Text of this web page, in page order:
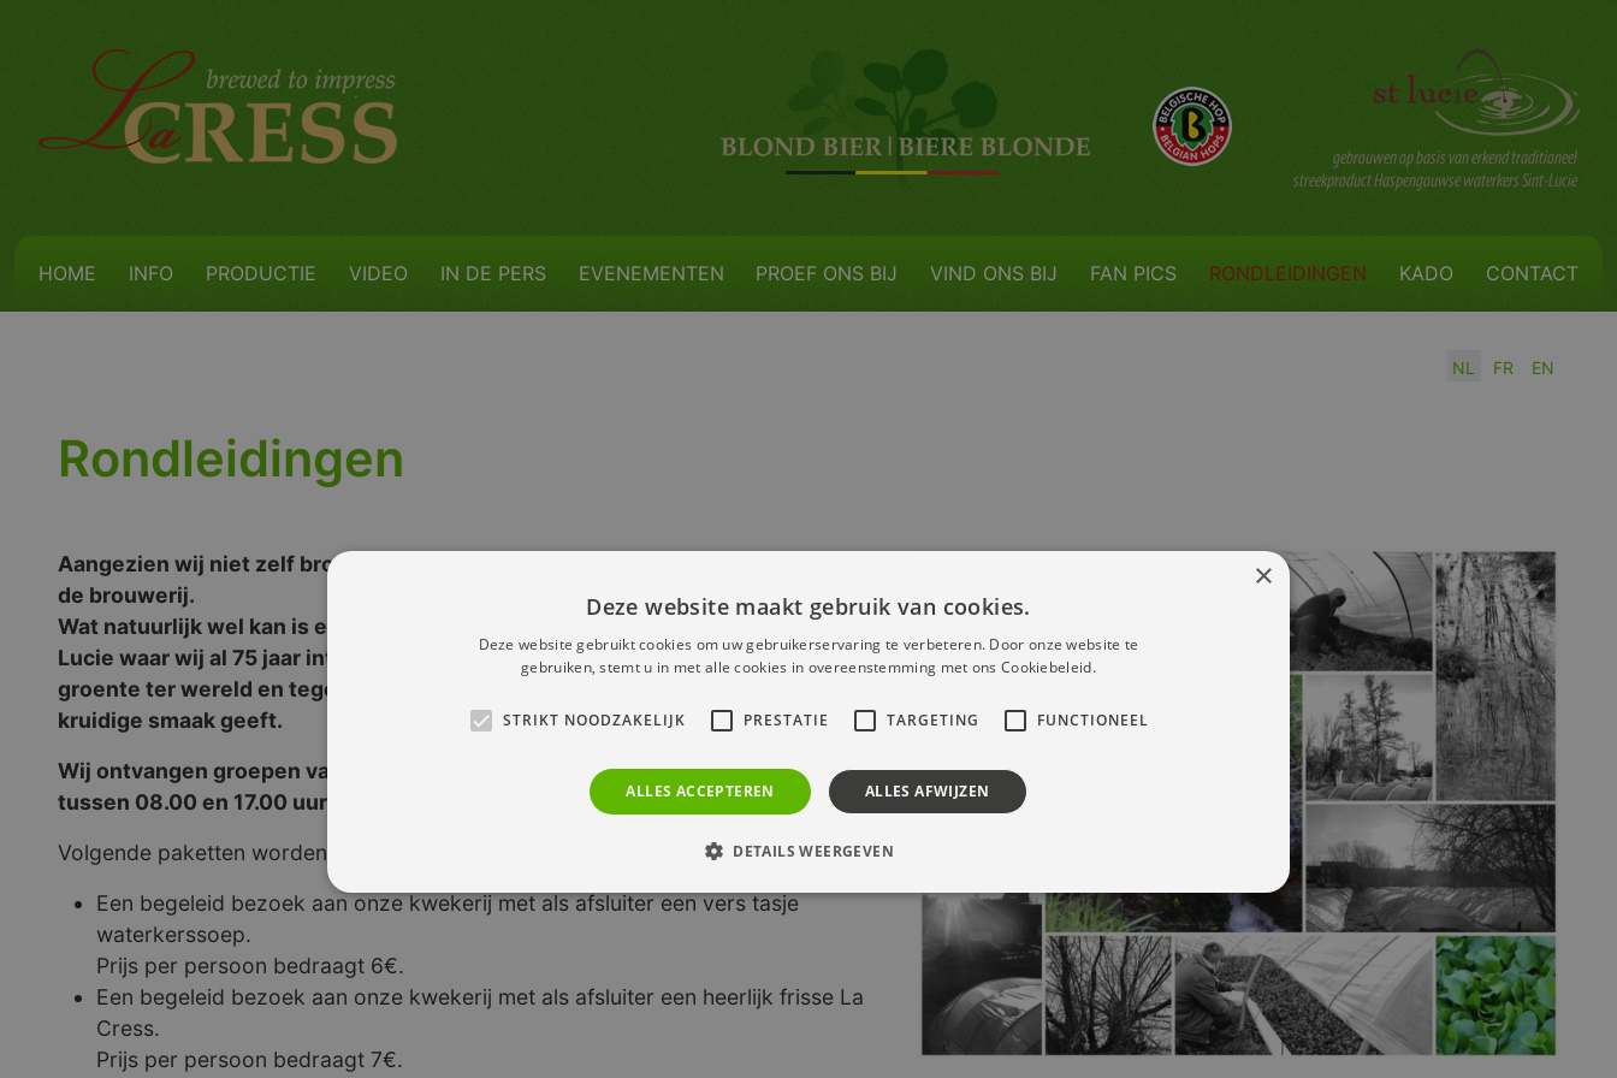
HOME INFO PRODUCTIE VIDEO IN DE PERS EVENEMENTEN PROEF ONS BIJ VIND ONS BIJ FAN PICS RONDLEIDINGEN KADO CONTACT
NL FR EN
Rondleidingen
Aangezien wij niet zelf brouwen, kunnen we dus geen bezoek aanbieden aan
de brouwerij.
Wat natuurlijk wel kan is een bezoek aan onze waterkerskwekerij NV Sint-
Lucie waar wij al 75 jaar intens bezig zijn met de teelt van de gezondste
groente ter wereld en tegelijk hét
kruidige smaak geeft.
Wij ontvangen groepen van min. 15 personen
en dit van maandag t/m vrijdag
tussen 08.00 en 17.00 uur.
Volgende paketten worden aangeboden (elke rondleiding duurt ongeveer 1 uur)
Een begeleid bezoek aan onze kwekerij met als afsluiter een vers tasje
waterkerssoep.
Prijs per persoon bedraagt 6€.
Een begeleid bezoek aan onze kwekerij met als afsluiter een heerlijk frisse La
Cress.
Prijs per persoon bedraagt 7€.
×
Deze website maakt gebruik van cookies.
Deze website gebruikt cookies om uw gebruikerservaring te verbeteren. Door onze website te
gebruiken, stemt u in met alle cookies in overeenstemming met ons Cookiebeleid.
STRIKT NOODZAKELIJK PRESTATIE TARGETING FUNCTIONEEL
ALLES ACCEPTEREN ALLES AFWIJZEN
DETAILS WEERGEVEN